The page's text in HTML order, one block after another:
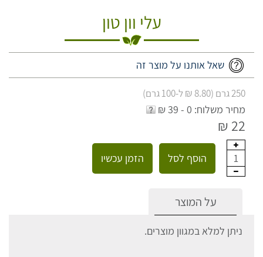
עלי וון טון
שאל אותנו על מוצר זה
250 גרם (8.80 ₪ ל-100 גרם)
מחיר משלוח: 0 - 39 ₪
22 ₪
1 הוסף לסל הזמן עכשיו
על המוצר
ניתן למלא במגוון מוצרים.